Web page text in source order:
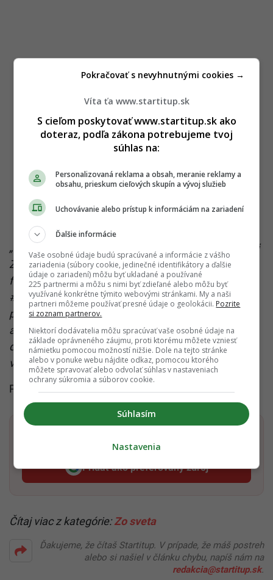
„Je mi sympatická aktivita ukrajinskej novinárky Zoji
Zvyňackivskej, ktorá v nadväznosti na kritiku
fotografií Oleny Zelenskej spustila flashmob
#SitLikeAGirl, v ktorom mnohé ženy napodobňujú
pózu pani Zelenskej a okrem iného takto poukazujú
aj na nezmyselnosť noriem správania, ktorých
dodržiavania sa od žien a dievčat očakáva a
vyžaduje,“vyjadrila na svojej sociálnej sieti Kolíková.
Podobnými slovami sa vyjadrila aj Bittó Cigániková.
Pridať ako preferovaný zdroj
Startitup, odkaz sa otvorí v
Čítaj viac z kategórie:Zo sveta
Ďakujeme, že čítaš Startitup. V prípade, že máš postreh
alebo si našiel v článku chybu, napíš nám na
redakcia@startitup.sk.
Víta ťa www.startitup.sk
S cieľom poskytovať www.startitup.sk ako
doteraz, podľa zákona potrebujeme tvoj
súhlas na:
Personalizovaná reklama a obsah, meranie reklamy a
obsahu, prieskum cieľových skupín a vývoj služieb
Uchovávanie alebo prístup k informáciám na zariadení
Ďalšie informácie
Vaše osobné údaje budú spracúvané a informácie z vášho
zariadenia (súbory cookie, jedinečné identifikátory a ďalšie
údaje o zariadení) môžu byť ukladané a používané
225 partnermi a môžu s nimi byť zdieľané alebo môžu byť
využívané konkrétne týmito webovými stránkami. My a naši
partneri môžeme používať presné údaje o geolokácii. Pozrite
si zoznam partnerov.
Niektorí dodávatelia môžu spracúvať vaše osobné údaje na
základe oprávneného záujmu, proti ktorému môžete vzniesť
námietku pomocou možností nižšie. Dole na tejto stránke
alebo v ponuke webu nájdite odkaz, pomocou ktorého
môžete spravovať alebo odvolať súhlas v nastaveniach
ochrany súkromia a súborov cookie.
Súhlasím
Pokračovať s nevyhnutnými cookies →
Nastavenia